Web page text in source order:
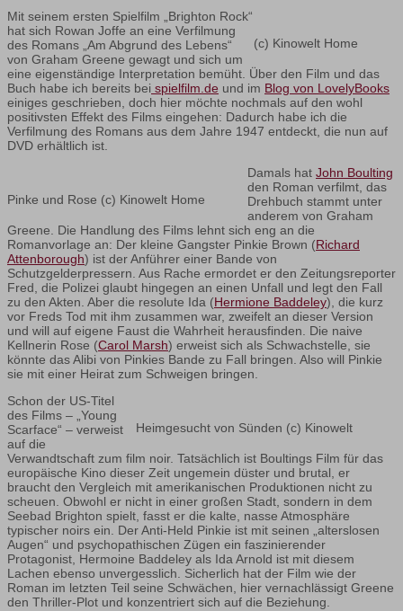
(c) Kinowelt Home
Mit seinem ersten Spielfilm „Brighton Rock“
hat sich Rowan Joffe an eine Verfilmung
des Romans „Am Abgrund des Lebens“
von Graham Greene gewagt und sich um
eine eigenständige Interpretation bemüht. Über den Film und das
Buch habe ich bereits bei spielfilm.de und im Blog von LovelyBooks
einiges geschrieben, doch hier möchte nochmals auf den wohl
positivsten Effekt des Films eingehen: Dadurch habe ich die
Verfilmung des Romans aus dem Jahre 1947 entdeckt, die nun auf
DVD erhältlich ist.
Pinke und Rose (c) Kinowelt Home
Damals hat John Boulting
den Roman verfilmt, das
Drehbuch stammt unter
anderem von Graham
Greene. Die Handlung des Films lehnt sich eng an die
Romanvorlage an: Der kleine Gangster Pinkie Brown (Richard
Attenborough) ist der Anführer einer Bande von
Schutzgelderpressern. Aus Rache ermordet er den Zeitungsreporter
Fred, die Polizei glaubt hingegen an einen Unfall und legt den Fall
zu den Akten. Aber die resolute Ida (Hermione Baddeley), die kurz
vor Freds Tod mit ihm zusammen war, zweifelt an dieser Version
und will auf eigene Faust die Wahrheit herausfinden. Die naive
Kellnerin Rose (Carol Marsh) erweist sich als Schwachstelle, sie
könnte das Alibi von Pinkies Bande zu Fall bringen. Also will Pinkie
sie mit einer Heirat zum Schweigen bringen.
Heimgesucht von Sünden (c) Kinowelt
Schon der US-Titel
des Films – „Young
Scarface“ – verweist
auf die
Verwandtschaft zum film noir. Tatsächlich ist Boultings Film für das
europäische Kino dieser Zeit ungemein düster und brutal, er
braucht den Vergleich mit amerikanischen Produktionen nicht zu
scheuen. Obwohl er nicht in einer großen Stadt, sondern in dem
Seebad Brighton spielt, fasst er die kalte, nasse Atmosphäre
typischer noirs ein. Der Anti-Held Pinkie ist mit seinen „alterslosen
Augen“ und psychopathischen Zügen ein faszinierender
Protagonist, Hermoine Baddeley als Ida Arnold ist mit diesem
Lachen ebenso unvergesslich. Sicherlich hat der Film wie der
Roman im letzten Teil seine Schwächen, hier vernachlässigt Greene
den Thriller-Plot und konzentriert sich auf die Beziehung.